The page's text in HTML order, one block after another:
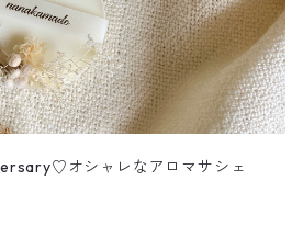
オシャレなアロマサシェ